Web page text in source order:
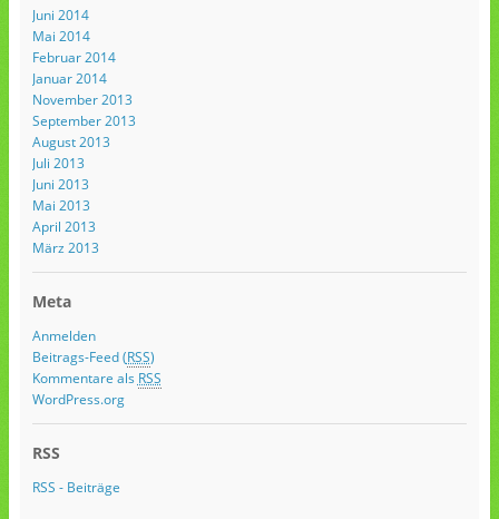
Juni 2014
Mai 2014
Februar 2014
Januar 2014
November 2013
September 2013
August 2013
Juli 2013
Juni 2013
Mai 2013
April 2013
März 2013
Meta
Anmelden
Beitrags-Feed (RSS)
Kommentare als RSS
WordPress.org
RSS
RSS - Beiträge